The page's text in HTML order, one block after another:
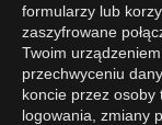
formularzy lub
zaszyfrowane
Twoim
przechwyceniu
koncie przez osoby
logowania, zmiany